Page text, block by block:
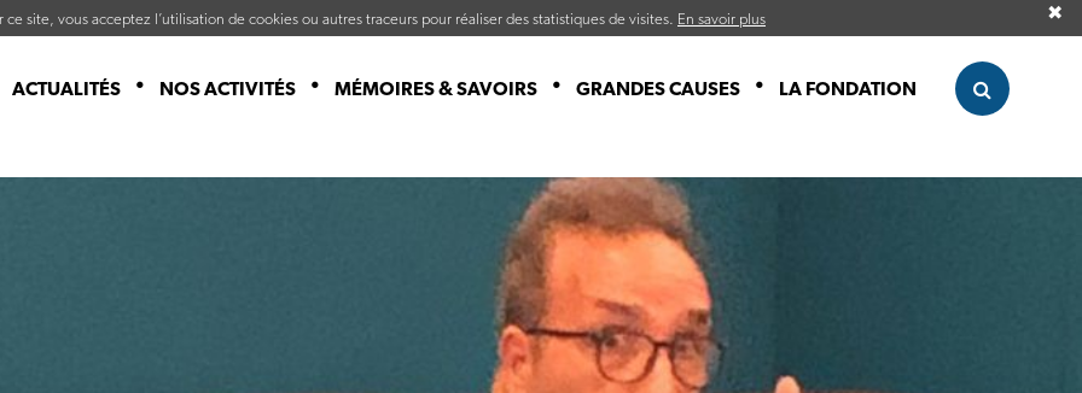
site, vous acceptez l’utilisation de cookies ou autres traceurs pour réaliser des statistiques de visites. En savoir plus ✖
ACTUALITÉS NOS ACTIVITÉS MÉMOIRES & SAVOIRS GRANDES CAUSES LA FONDATION